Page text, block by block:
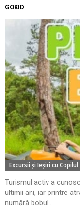
GOKID
Excursii şi Ieşiri cu Copilul
Turismul activ a
ultimii ani, iar printre
numără bobul...